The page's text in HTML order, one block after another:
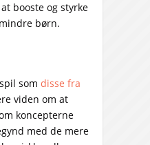
booste og styrke
børn.
som disse fra
viden om at
koncepterne
med de mere